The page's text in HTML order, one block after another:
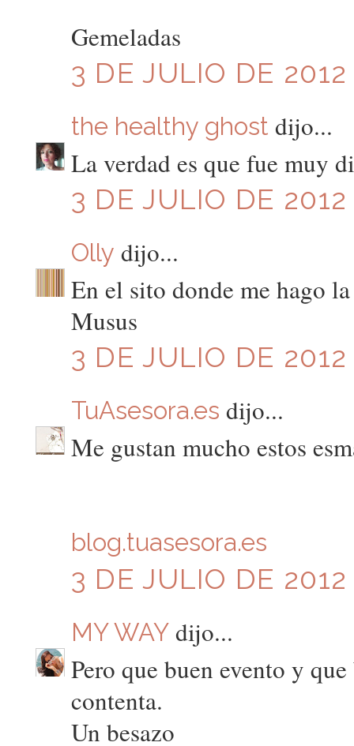
Gemeladas
3 DE JULIO DE
the healthy ghost dijo...
La verdad es que fue muy
3 DE JULIO DE
Olly dijo...
En el sito donde me hago
Musus
3 DE JULIO DE 2012
TuAsesora.es dijo...
Me gustan mucho estos
blog.tuasesora.es
3 DE JULIO DE 2012
MY WAYdijo...
Pero que buen evento y
contenta.
Un besazo